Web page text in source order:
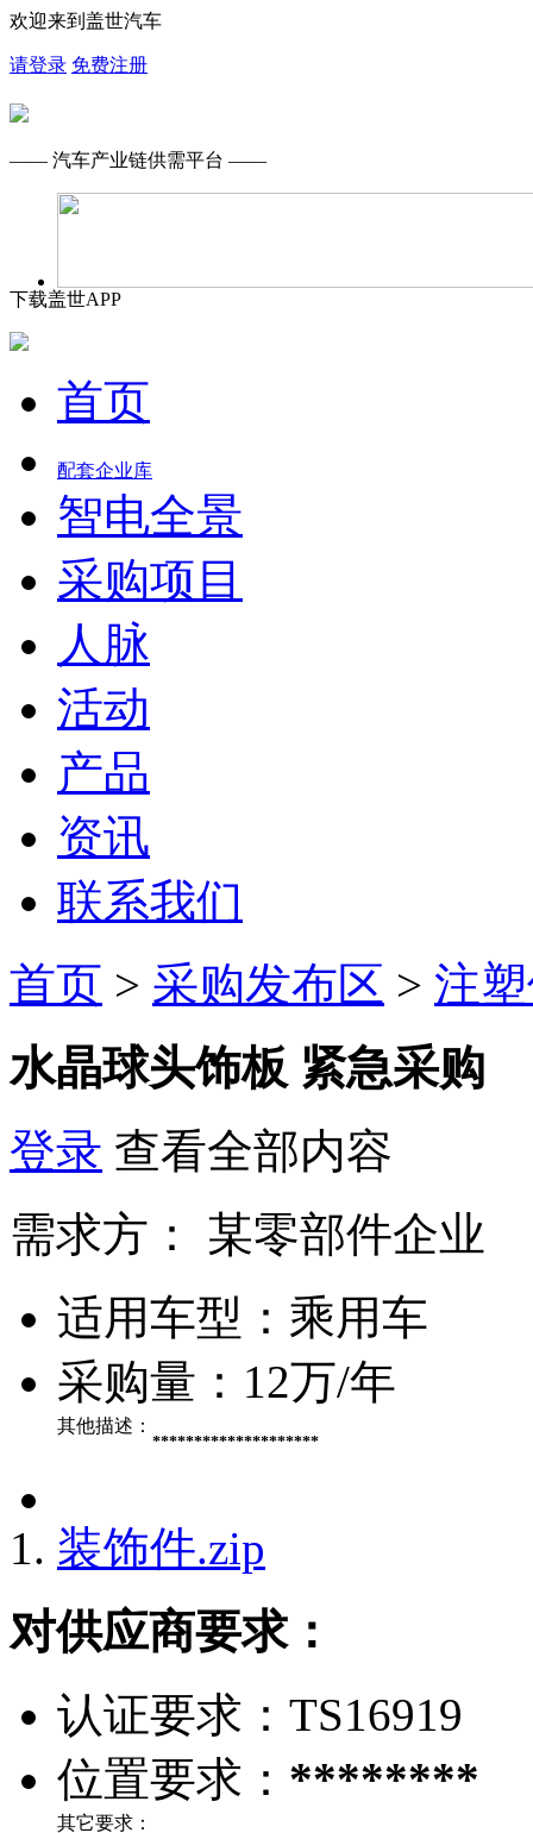
欢迎来到盖世汽车
请登录 免费注册
—— 汽车产业链供需平台 ——
下载盖世APP
首页
配套企业库
智电全景
采购项目
人脉
活动
产品
资讯
联系我们
首页 > 采购发布区 > 注
水晶球头饰板 紧急采购
登录 查看全部内容
需求方：
某零部件企业
适用车型： 乘用车
采购量： 12万/年
其他描述：
********************
装饰件.zip
对供应商要求：
认证要求： TS16919
位置要求： ********
其它要求：